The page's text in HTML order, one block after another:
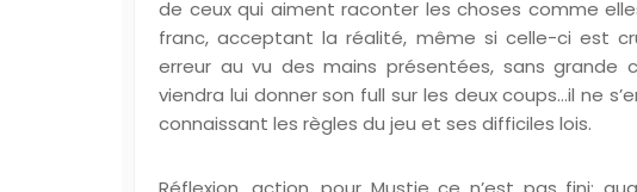
de ceux qui aiment raconter les choses comme
franc, acceptant la réalité, même si celle-ci est
erreur au vu des mains présentées, sans grande
viendra lui donner son full sur les deux coups…il ne
connaissant les règles du jeu et ses difficiles lois.